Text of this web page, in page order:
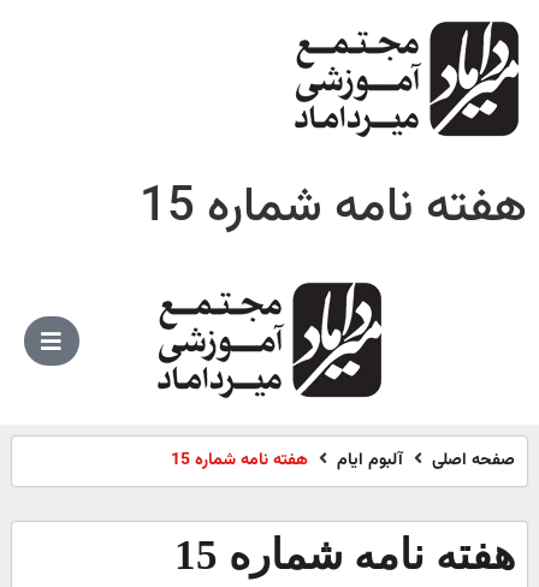
هفته نامه شماره 15
صفحه اصلی آلبوم ایام هفته نامه شماره 15
هفته نامه شماره 15